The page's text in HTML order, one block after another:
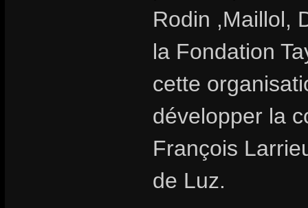
Rodin ,Maillol,
la Fondation
cette
développer la
François
de Luz.